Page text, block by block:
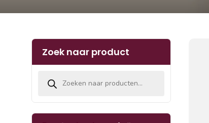
Zoek naar product